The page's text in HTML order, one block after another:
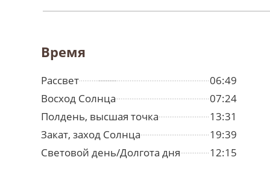
Время
Рассвет
06:49
Восход Солнца
07:24
Полдень, высшая точка
13:31
Закат, заход Солнца
19:39
Световой день/Долгота дня
12:15